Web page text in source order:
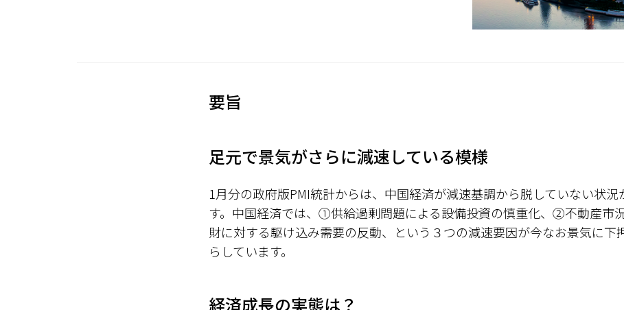
要旨
足元で景気がさらに減速している模様
1月分の政府版PMI統計からは、中国経済が減速基調から脱していない状況
す。中国経済では、①供給過剰問題による設備投資の慎重化、②不動産市
財に対する駆け込み需要の反動、という３つの減速要因が今なお景気に下
らしています。
経済成長の実態は？